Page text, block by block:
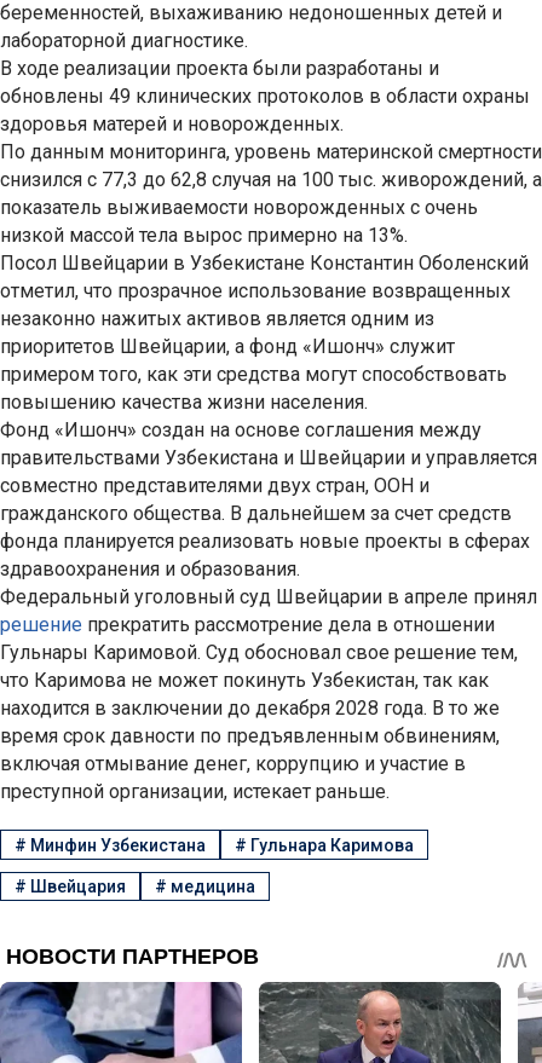
беременностей, выхаживанию недоношенных детей и
лабораторной диагностике.
В ходе реализации проекта были разработаны и
обновлены 49 клинических протоколов в области охраны
здоровья матерей и новорожденных.
По данным мониторинга, уровень материнской смертности
снизился с 77,3 до 62,8 случая на 100 тыс. живорождений, а
показатель выживаемости новорожденных с очень
низкой массой тела вырос примерно на 13%.
Посол Швейцарии в Узбекистане Константин Оболенский
отметил, что прозрачное использование возвращенных
незаконно нажитых активов является одним из
приоритетов Швейцарии, а фонд «Ишонч» служит
примером того, как эти средства могут способствовать
повышению качества жизни населения.
Фонд «Ишонч» создан на основе соглашения между
правительствами Узбекистана и Швейцарии и управляется
совместно представителями двух стран, ООН и
гражданского общества. В дальнейшем за счет средств
фонда планируется реализовать новые проекты в сферах
здравоохранения и образования.
Федеральный уголовный суд Швейцарии в апреле принял
решение прекратить рассмотрение дела в отношении
Гульнары Каримовой. Суд обосновал свое решение тем,
что Каримова не может покинуть Узбекистан, так как
находится в заключении до декабря 2028 года. В то же
время срок давности по предъявленным обвинениям,
включая отмывание денег, коррупцию и участие в
преступной организации, истекает раньше.
# Минфин Узбекистана # Гульнара Каримова
# Швейцария # медицина